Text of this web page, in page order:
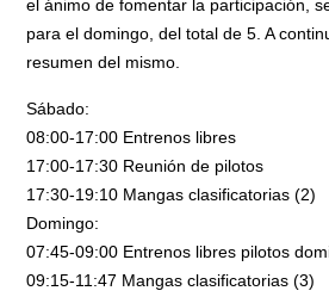
el ánimo de fomentar la participación,
para el domingo, del total de 5. A
resumen del mismo.
Sábado:
08:00-17:00 Entrenos libres
17:00-17:30 Reunión de pilotos
17:30-19:10 Mangas clasificatorias (2)
Domingo:
07:45-09:00 Entrenos libres pilotos
09:15-11:47 Mangas clasificatorias (3)